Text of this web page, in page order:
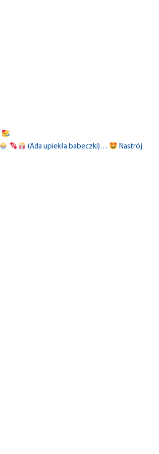
(Ada upiekła babeczki)…
Nastrój